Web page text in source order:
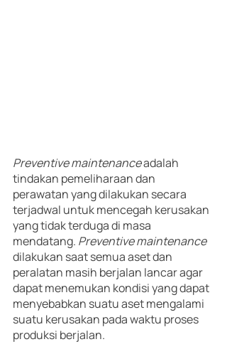
Preventive maintenance adalah
tindakan pemeliharaan dan
perawatan yang dilakukan secara
terjadwal untuk mencegah kerusakan
yang tidak terduga di masa
mendatang. Preventive maintenance
dilakukan saat semua aset dan
peralatan masih berjalan lancar agar
dapat menemukan kondisi yang dapat
menyebabkan suatu aset mengalami
suatu kerusakan pada waktu proses
produksi berjalan.